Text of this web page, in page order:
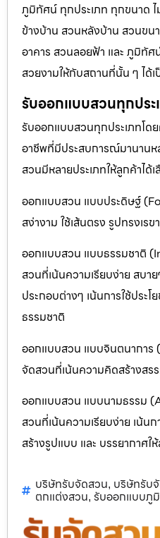
ภูมิทัศน์ ทุกประเภท ทุกขนาด
ข้างบ้าน สวนหลังบ้าน สวนข
อาคาร สวนลอยฟ้า และ ภูมิทั
สวยงามให้กับสถานที่นั้น ๆ ได้
รับออกแบบสวนทุกประ
รับออกแบบสวนทุกประเภทโด
อาชีพที่มีประสบการณ์มานาน
สวนมีหลายประเภทให้ลูกค้าได้เ
ออกแบบสวน แบบประดิษฐ์
สง่างาม ใช้เส้นตรง รูปทรงเร
ออกแบบสวน แบบธรรมชาติ
สวนที่เน้นความเรียบง่าย สบ
ประกอบต่างๆ เน้นการใช้ประโ
ธรรมชาติ
ออกแบบสวน แบบจินตนากา
จัดสวนที่เน้นความคิดสร้างสร
ออกแบบสวน แบบนามธรรม
สวนที่เน้นความเรียบง่าย เน้นก
สร้างรูปแบบ และ บรรยากาศใ
บริษัทรับจัดสวน, บริษัทรับ
ตกแต่งสวน, รับออกแบบภู